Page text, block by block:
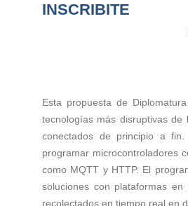
INSCRIBITE
Esta propuesta de
tecnologías más disruptivas
conectados de principio a
programar microcontroladores
como MQTT y HTTP. El
soluciones con plataformas
recolectados en tiempo real en